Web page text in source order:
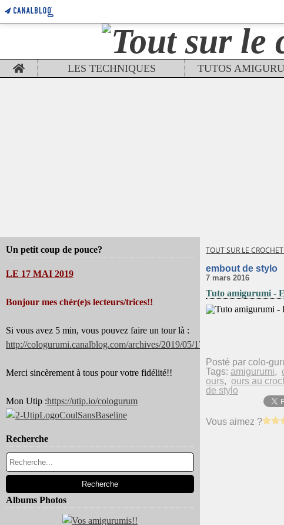
Home LES TECHNIQUES
Un petit coup de pouce?
LE 17 MAI 2019
Bonjour mes chèr(e)s lecteurs/trices!!
Si vous avez 5 min, vous pouvez faire un tour là :
http://cologurumi.canalblog.com/archives/2019/05/17/37344180.html
Merci sincèrement à tous pour votre fidélité!!
Mon Utip :https://utip.io/cologurum
Recherche
Albums Photos
TOUT SUR LE
embout de stylo
7 mars 2016
Tuto amigurumi -
Posté par colo-
Tags: amigurumi,
ours, ours au
de stylo
Vous aimez ?